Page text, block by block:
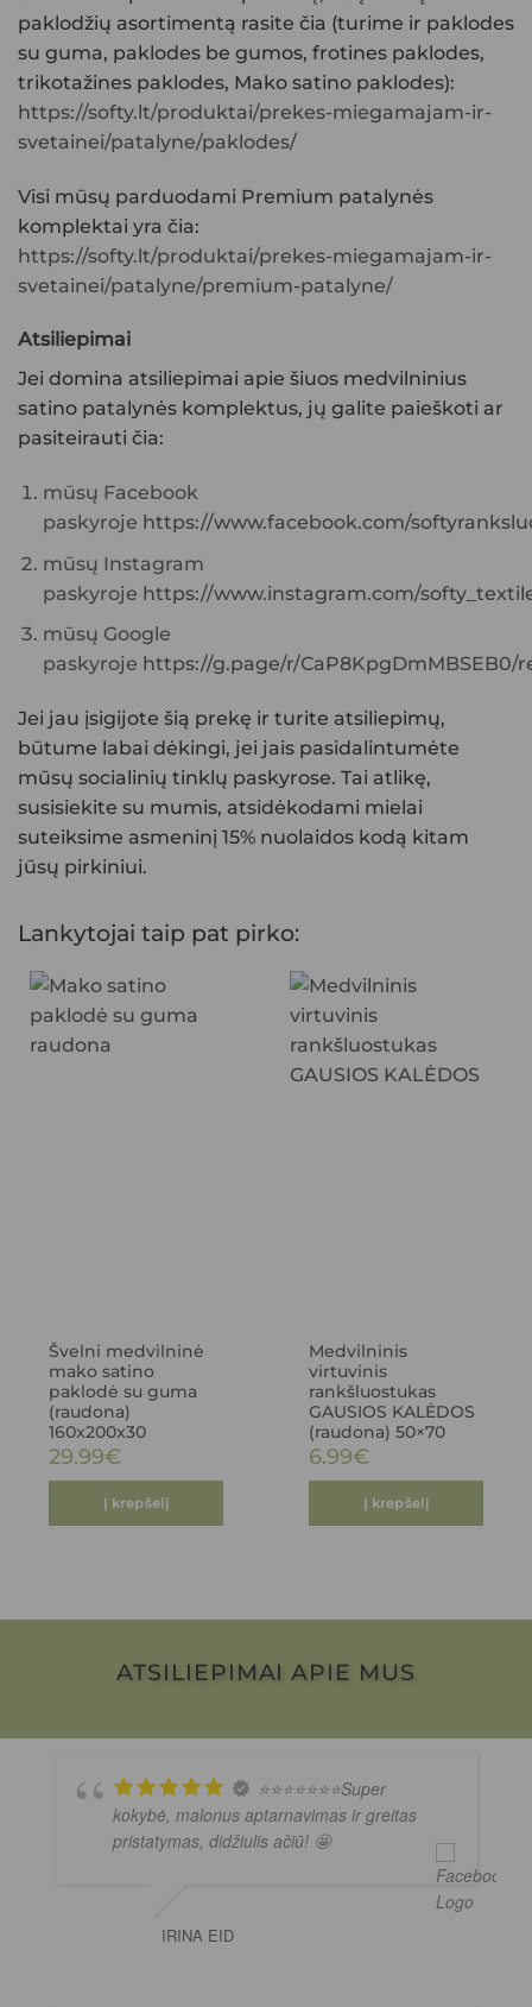
paklodžių asortimentą rasite čia (turime ir paklodes
su guma, paklodes be gumos, frotines paklodes,
trikotažines paklodes, Mako satino paklodes):
https://softy.lt/produktai/prekes-miegamajam-ir-
svetainei/patalyne/paklodes/
Visi mūsų parduodami Premium patalynės
komplektai yra čia:
https://softy.lt/produktai/prekes-miegamajam-ir-
svetainei/patalyne/premium-patalyne/
Atsiliepimai
Jei domina atsiliepimai apie šiuos medvilninius
satino patalynės komplektus, jų galite paieškoti ar
pasiteirauti čia:
mūsų Facebook
paskyroje https://www.facebook.com/
mūsų Instagram
paskyroje https://www.instagram.com/
mūsų Google
paskyroje https://g.page/r/CaP8KpgDmMBSEB0/
Jei jau įsigijote šią prekę ir turite atsiliepimų,
būtume labai dėkingi, jei jais pasidalintumėte
mūsų socialinių tinklų paskyrose. Tai atlikę,
susisiekite su mumis, atsidėkodami mielai
suteiksime asmeninį 15% nuolaidos kodą kitam
jūsų pirkiniui.
Lankytojai taip pat pirko:
Švelni medvilninė
mako satino
paklodė su guma
(raudona)
160x200x30
29.99€
Į krepšelį
Medvilninis
virtuvinis
rankšluostukas
GAUSIOS KALĖDOS
(raudona) 50×70
6.99€
Į krepšelį
ATSILIEPIMAI APIE MUS
⭐️⭐️⭐️⭐️⭐️⭐️⭐️Super
kokybė, malonus aptarnavimas ir greitas
pristatymas, didžiulis ačiū! 🤩
IRINA EID